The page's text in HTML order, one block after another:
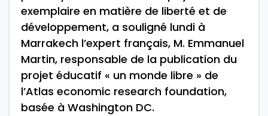
exemplaire en matière de liberté et de
développement, a souligné lundi à
Marrakech l’expert français, M. Emmanuel
Martin, responsable de la publication du
projet éducatif « un monde libre » de
l’Atlas economic research foundation,
basée à Washington DC.